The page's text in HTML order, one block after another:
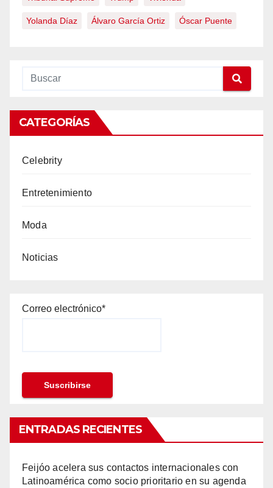
Yolanda Díaz Álvaro García Ortiz Óscar Puente
CATEGORÍAS
Celebrity
Entretenimiento
Moda
Noticias
Correo electrónico*
ENTRADAS RECIENTES
Feijóo acelera sus contactos internacionales con
Latinoamérica como socio prioritario en su agenda